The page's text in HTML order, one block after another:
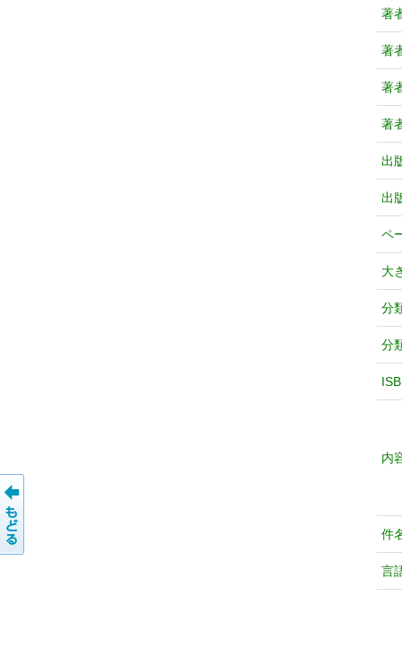
著
著
著
著
出
出
ペ
大
分
分
内
件
言